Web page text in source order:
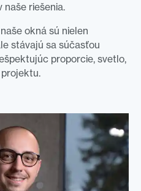
naše riešenia.
okná sú nielen
stávajú sa súčasťou
proporcie, svetlo,